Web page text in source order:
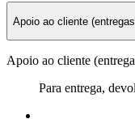
Apoio ao cliente
Apoio ao cliente
Para entrega,